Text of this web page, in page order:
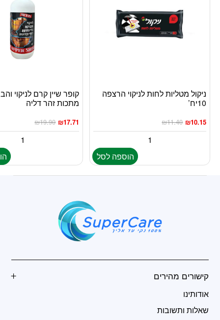
ניקול מטליות לחות לניקוי הרצפה
10יח’
₪11.40 ₪10.15
הוספה לסל
קופר שיין קרם לניקוי
מתכות זהר דליה
₪19.90 ₪17.71
קישורים מהירים
אודותינו
שאלות ותשובות